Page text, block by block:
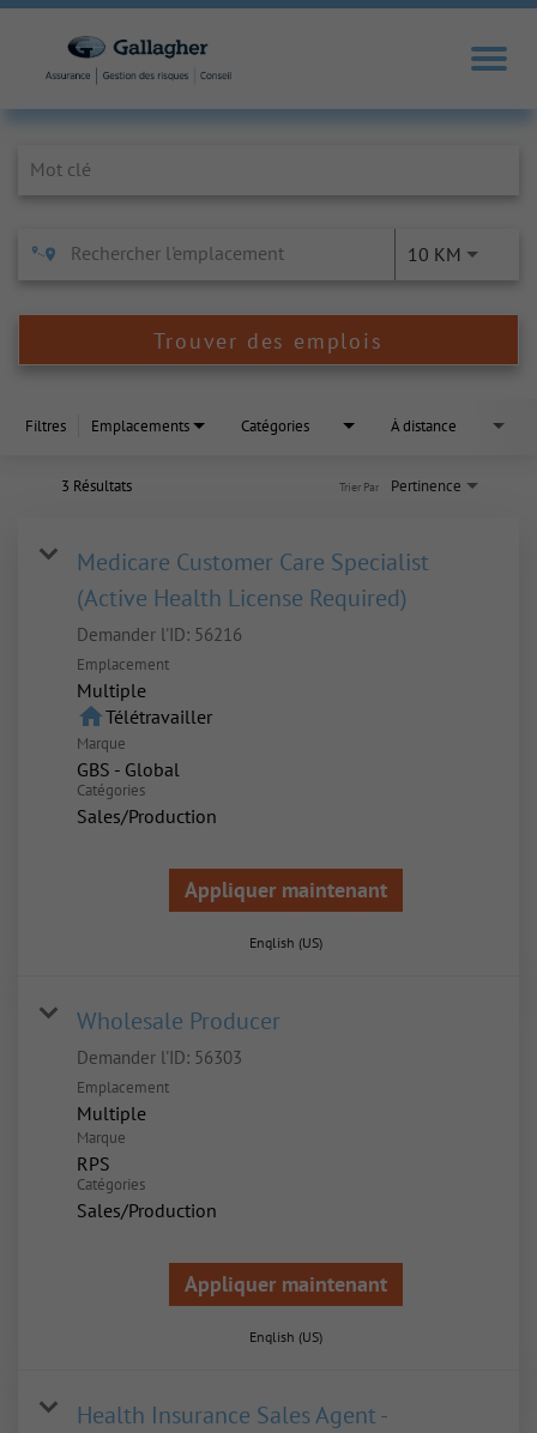
10 KM
Trouver des emplois
Filtres Emplacements Catégories À distance
3 Résultats Pertinence
Trier Par
Medicare Customer Care Specialist
(Active Health License Required)
Demander l'ID: 56216
Emplacement
Multiple
homeTélétravailler
Marque
GBS - Global
Catégories
Sales/Production
Appliquer maintenant
English (US)
Wholesale Producer
Demander l'ID: 56303
Emplacement
Multiple
Marque
RPS
Catégories
Sales/Production
Appliquer maintenant
English (US)
Health Insurance Sales Agent -